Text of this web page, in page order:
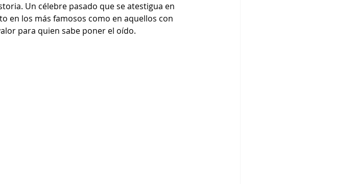
Un célebre pasado que se atestigua en
en los más famosos como en aquellos con
para quien sabe poner el oído.